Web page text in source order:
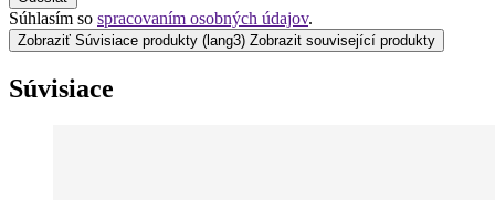
Súhlasím so spracovaním osobných údajov.
Zobraziť Súvisiace produkty (lang3) Zobrazit související produkty
Súvisiace